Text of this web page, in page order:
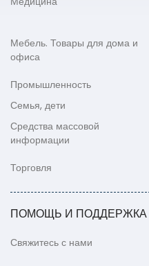
Мебель. Товары для дома и
офиса
Промышленность
Семья, дети
Средства массовой
информации
Торговля
ПОМОЩЬ И ПОДДЕРЖКА
Свяжитесь с нами